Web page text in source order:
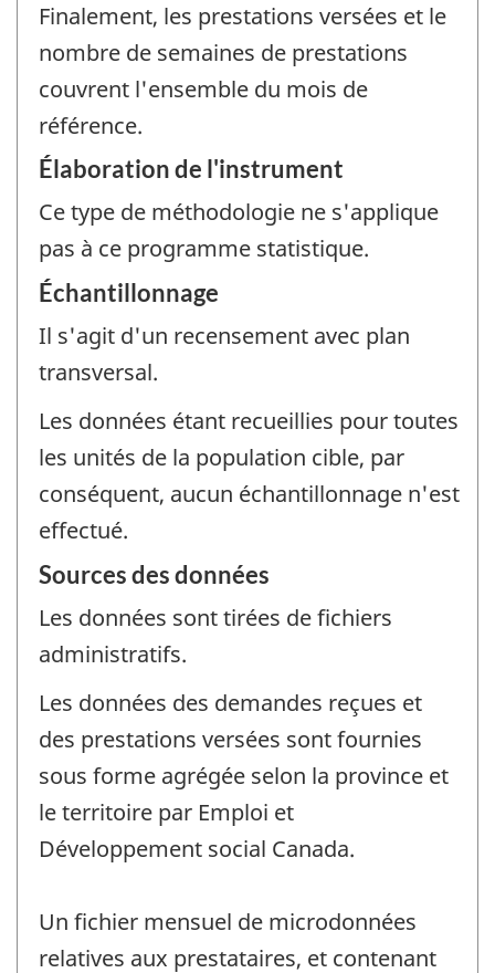
Finalement, les prestations versées et le
nombre de semaines de prestations
couvrent l'ensemble du mois de
référence.
Élaboration de l'instrument
Ce type de méthodologie ne s'applique
pas à ce programme statistique.
Échantillonnage
Il s'agit d'un recensement avec plan
transversal.
Les données étant recueillies pour toutes
les unités de la population cible, par
conséquent, aucun échantillonnage n'est
effectué.
Sources des données
Les données sont tirées de fichiers
administratifs.
Les données des demandes reçues et
des prestations versées sont fournies
sous forme agrégée selon la province et
le territoire par Emploi et
Développement social Canada.
Un fichier mensuel de microdonnées
relatives aux prestataires, et contenant